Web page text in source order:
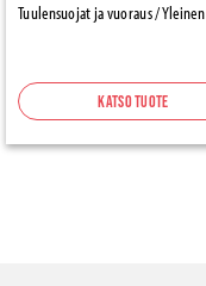
Tuulensuojat ja vuoraus / Yleinen
Katso tuote